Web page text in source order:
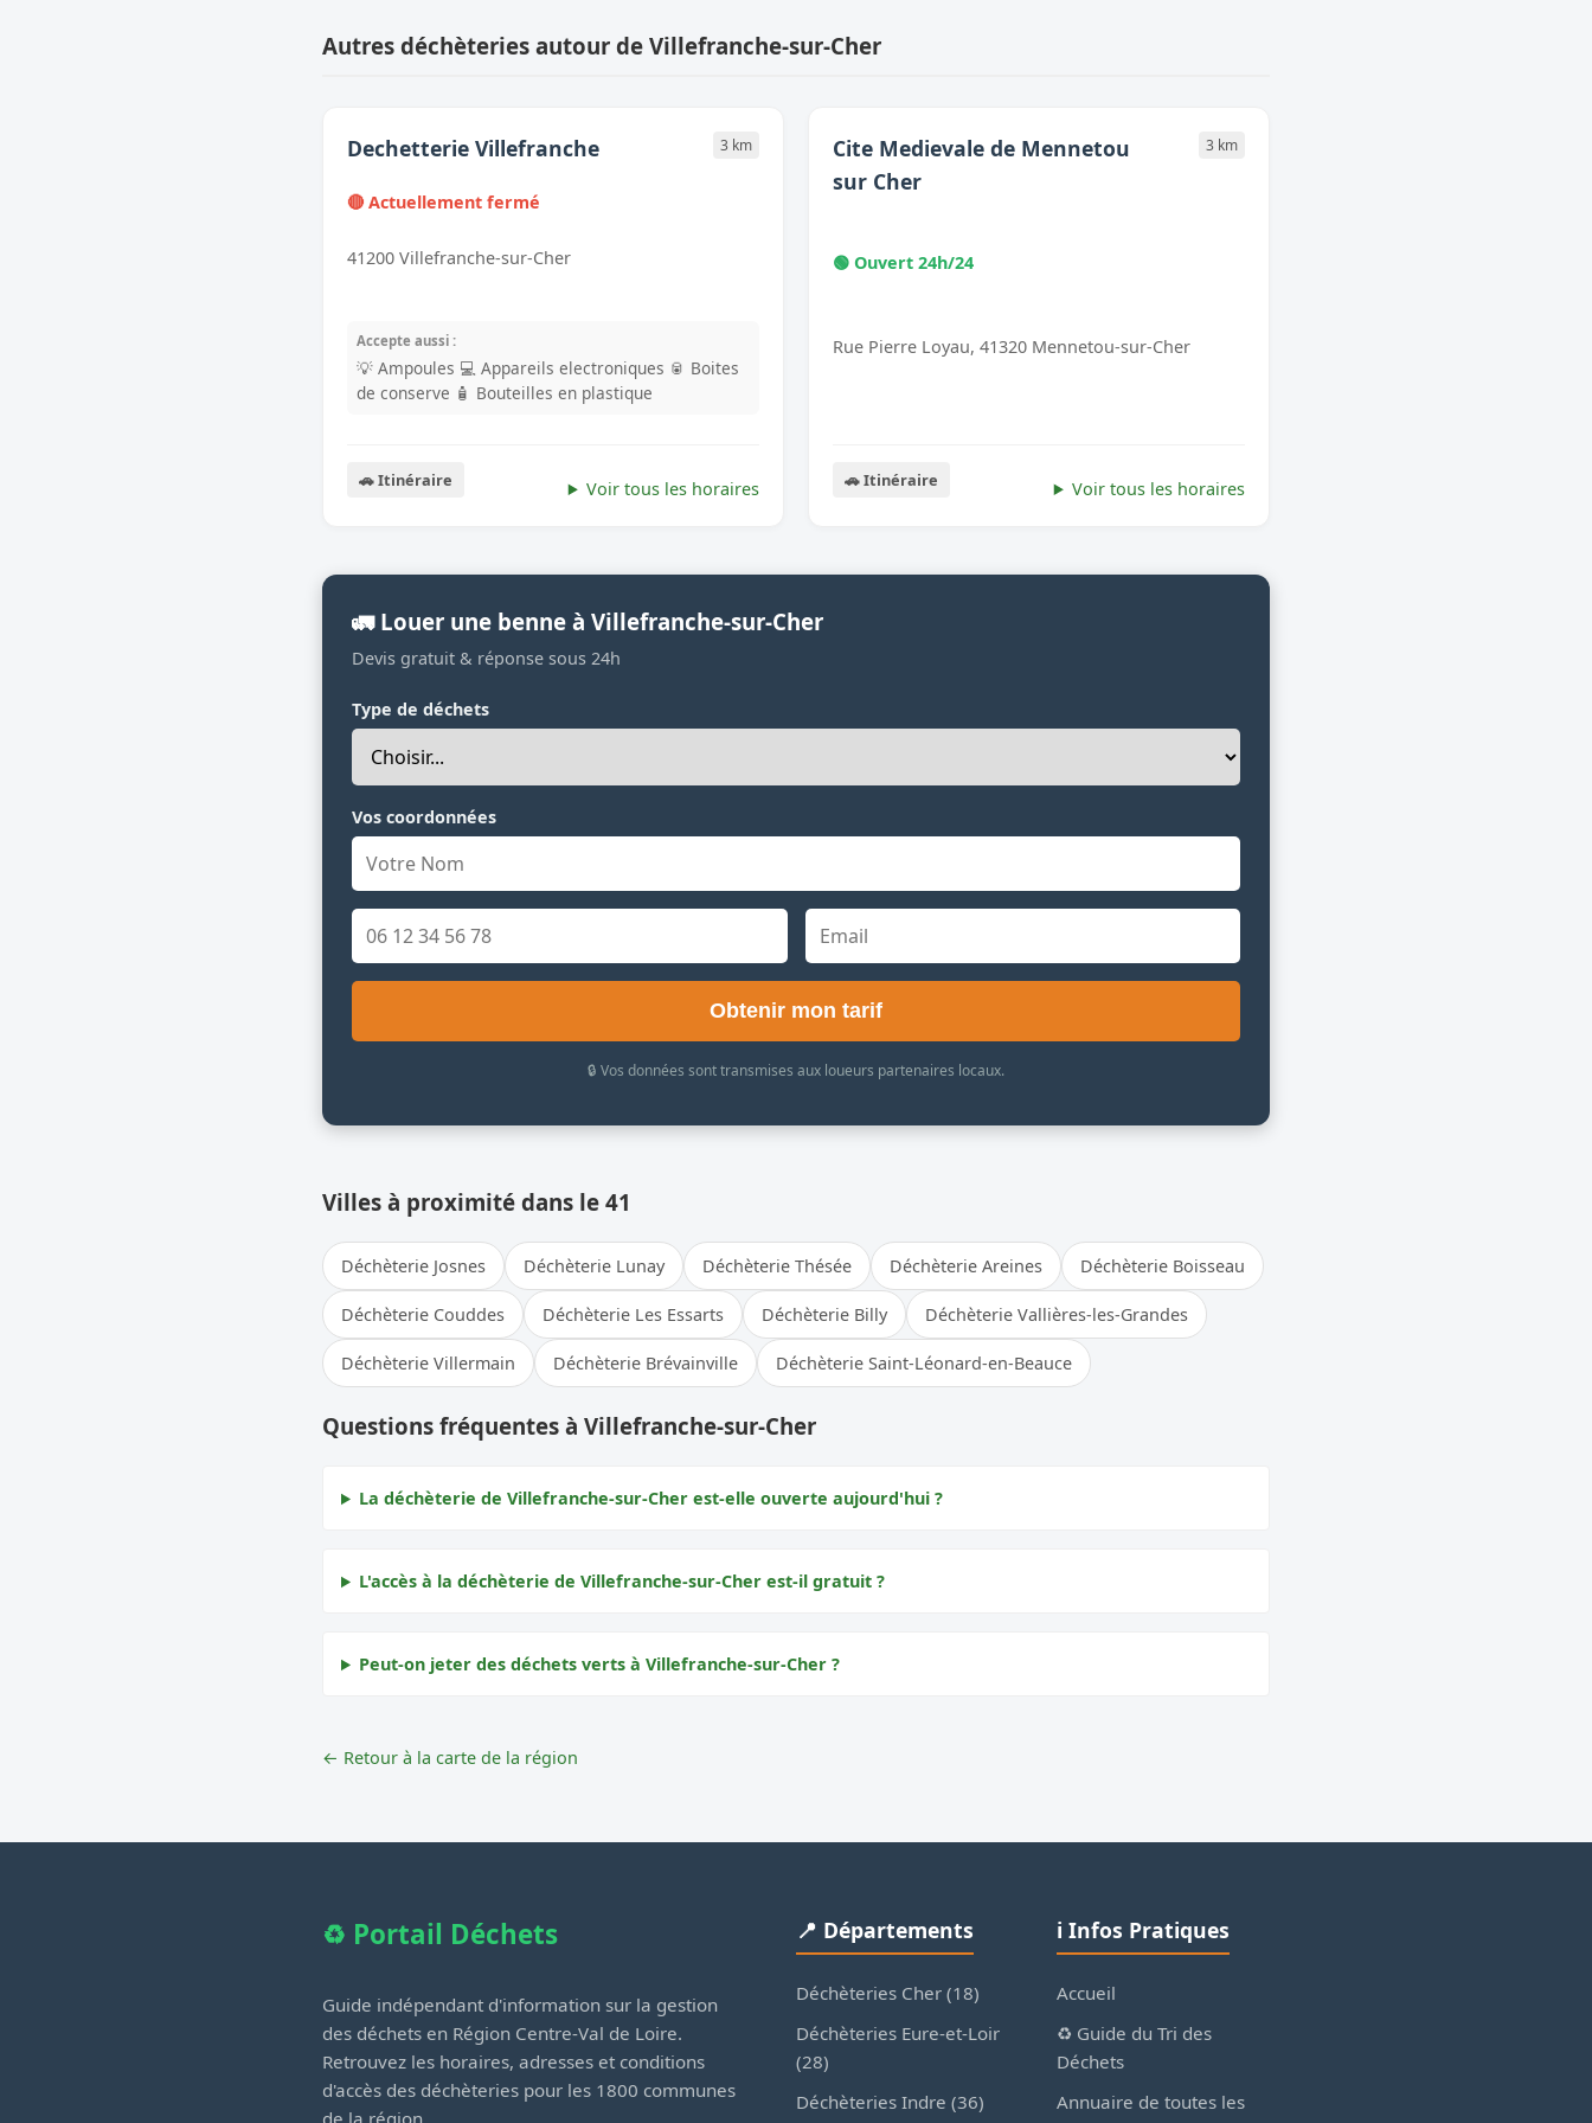
Autres déchèteries autour de Villefranche-sur-Cher
Dechetterie Villefranche 3 km
🔴 Actuellement fermé
41200 Villefranche-sur-Cher
Accepte aussi :
💡 Ampoules 💻 Appareils electroniques 🥫 Boites
de conserve 🧴 Bouteilles en plastique
🚗 Itinéraire Voir tous les horaires
Cite Medievale de Mennetou
sur Cher
3 km
🟢 Ouvert 24h/24
Rue Pierre Loyau, 41320 Mennetou-sur-Cher
🚗 Itinéraire Voir tous les horaires
🚛 Louer une benne à Villefranche-sur-Cher
Devis gratuit & réponse sous 24h
Type de déchets
Vos coordonnées
Obtenir mon tarif
🔒 Vos données sont transmises aux loueurs partenaires locaux.
Villes à proximité dans le 41
Déchèterie Josnes Déchèterie Lunay Déchèterie Thésée Déchèterie Areines Déchèterie Boisseau
Déchèterie Couddes Déchèterie Les Essarts Déchèterie Billy Déchèterie Vallières-les-Grandes
Déchèterie Villermain Déchèterie Brévainville Déchèterie Saint-Léonard-en-Beauce
Questions fréquentes à Villefranche-sur-Cher
La déchèterie de Villefranche-sur-Cher est-elle ouverte aujourd'hui ?
L'accès à la déchèterie de Villefranche-sur-Cher est-il gratuit ?
Peut-on jeter des déchets verts à Villefranche-sur-Cher ?
← Retour à la carte de la région
♻️ Portail Déchets
Guide indépendant d'information sur la gestion
des déchets en Région Centre-Val de Loire.
Retrouvez les horaires, adresses et conditions
d'accès des déchèteries pour les 1800 communes
📍 Départements
Déchèteries Cher (18)
Déchèteries Eure-et-Loir
(28)
Déchèteries Indre (36)
ℹ️ Infos Pratiques
Accueil
♻️ Guide du Tri des
Déchets
Annuaire de toutes les